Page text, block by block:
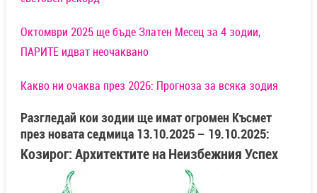
Октомври 2025 ще бъде Златен Месец за 4 зодии,
ПАРИТЕ идват неочаквано
Какво ни очаква през 2026: Прогноза за всяка зодия
Разгледай кои зодии ще имат огромен Късмет
през новата седмица 13.10.2025 – 19.10.2025:
Козирог: Архитектите на Неизбежния Успех